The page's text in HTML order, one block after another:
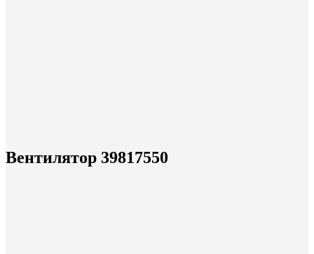
Вентилятор 39817550